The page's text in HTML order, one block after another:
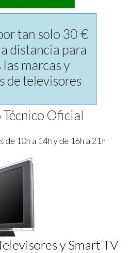
tan solo 30 €
distancia para
marcas y
de televisores
Oficial
de 10h a 14h y de 16h a 21h
y Smart TV